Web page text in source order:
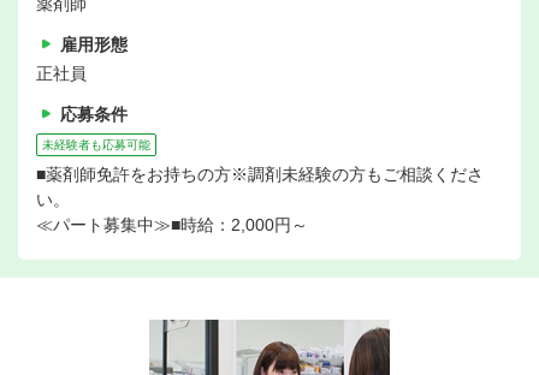
薬剤師
雇用形態
正社員
応募条件
未経験者も応募可能
■薬剤師免許をお持ちの方※調剤未経験の方もご相談くださ
い。
≪パート募集中≫■時給：2,000円～